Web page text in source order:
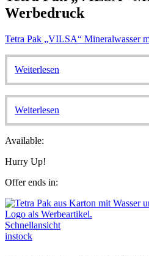
Werbedruck
Tetra Pak „VILSA“ Mineralwasser
Weiterlesen
Weiterlesen
Available:
Hurry Up!
Offer ends in:
Schnellansicht
instock